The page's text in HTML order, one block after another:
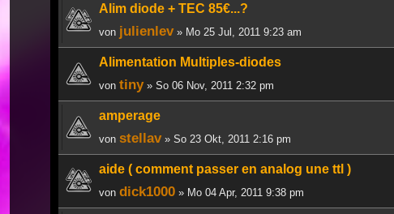
Alim diode + TEC 85€...?
von julienlev» Mo 25 Jul, 2011 9:23 am
Alimentation Multiples-diodes
von tiny» So 06 Nov, 2011 2:32 pm
amperage
von stellav» So 23 Okt, 2011 2:16 pm
aide ( comment passer en analog une ttl )
von dick1000 » Mo 04 Apr, 2011 9:38 pm